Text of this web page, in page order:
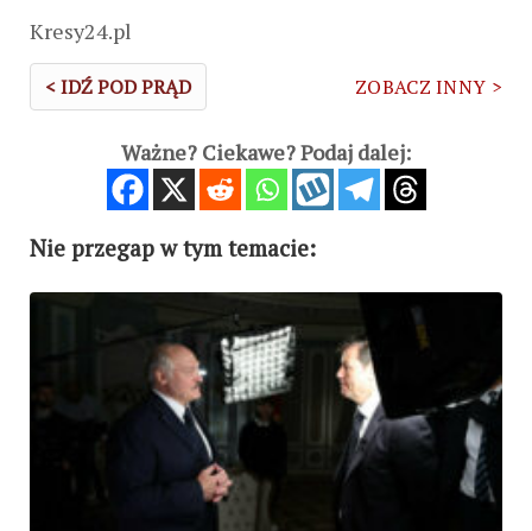
Kresy24.pl
< IDŹ POD PRĄD ZOBACZ INNY >
Ważne? Ciekawe? Podaj dalej:
Nie przegap w tym temacie: